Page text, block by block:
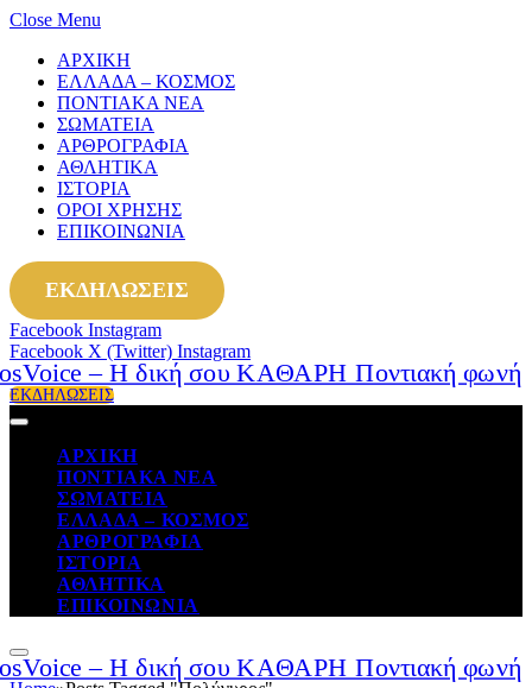
Close Menu
ΑΡΧΙΚΗ
ΕΛΛΑΔΑ – ΚΟΣΜΟΣ
ΠΟΝΤΙΑΚΑ ΝΕΑ
ΣΩΜΑΤΕΙΑ
ΑΡΘΡΟΓΡΑΦΙΑ
ΑΘΛΗΤΙΚΑ
ΙΣΤΟΡΙΑ
ΟΡΟΙ ΧΡΗΣΗΣ
ΕΠΙΚΟΙΝΩΝΙΑ
ΕΚΔΗΛΩΣΕΙΣ
Facebook Instagram
Facebook X (Twitter) Instagram
ΕΚΔΗΛΩΣΕΙΣ
ΑΡΧΙΚΗ
ΠΟΝΤΙΑΚΑ ΝΕΑ
ΣΩΜΑΤΕΙΑ
ΕΛΛΑΔΑ – ΚΟΣΜΟΣ
ΑΡΘΡΟΓΡΑΦΙΑ
ΙΣΤΟΡΙΑ
ΑΘΛΗΤΙΚΑ
ΕΠΙΚΟΙΝΩΝΙΑ